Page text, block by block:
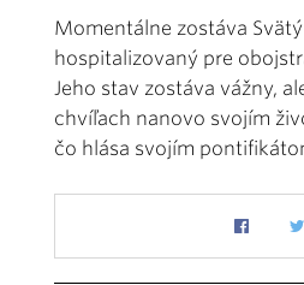
Momentálne zostáva
hospitalizovaný pre
Jeho stav zostáva vážny,
chvíľach nanovo svojím
čo hlása svojím